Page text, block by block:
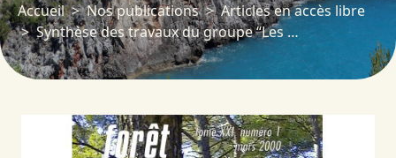
Accueil Nos publications
Articles en accès libre
Synthèse des travaux du groupe “Les fonctions non marchandes de la forêt méditerranéenne”